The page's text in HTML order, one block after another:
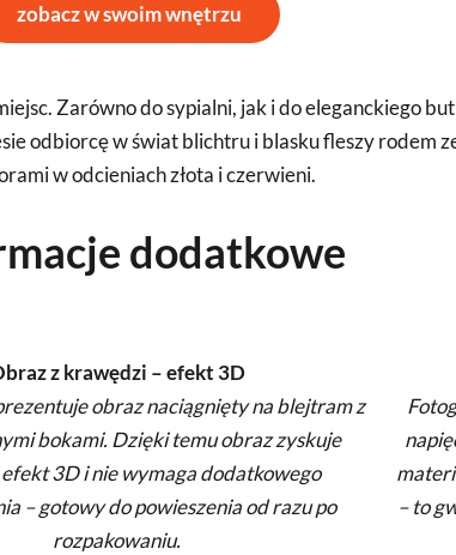
zobacz w swoim wnętrzu
Zarówno do sypialni, jak i do eleganckiego
odbiorcę w świat blichtru i blasku fleszy rodem
w odcieniach złota i czerwieni.
dodatkowe
z krawędzi – efekt 3D
obraz naciągnięty na blejtram z
bokami. Dzięki temu obraz zyskuje
3D i nie wymaga dodatkowego
– gotowy do powieszenia od razu po
rozpakowaniu.
– to